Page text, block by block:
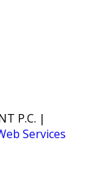
P.C. |
Services